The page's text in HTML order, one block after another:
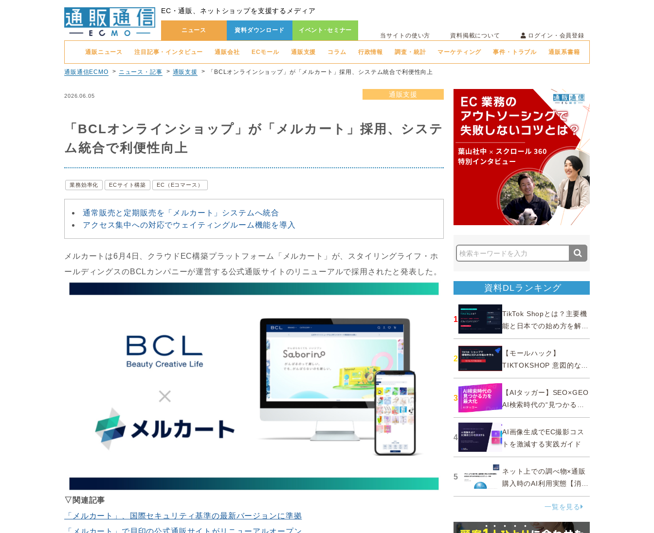
EC・通販、ネットショップを支援するメディア
ニュース 資料ダウンロード イベント･セミナー
当サイトの使い方 資料掲載について ログイン・会員登録
通販ニュース 注目記事・インタビュー 通販会社 ECモール 通販支援 コラム 行政情報 調査・統計 マーケティング 事件・トラブル 通販系書籍
通販通信ECMO ニュース・記事 通販支援 「BCLオンラインショップ」が「メルカート」採用、システム統合で利便性向上
2026.06.05 通販支援
「BCLオンラインショップ」が「メルカート」採用、システ
ム統合で利便性向上
業務効率化 ECサイト構築 EC（Eコマース）
通常販売と定期販売を「メルカート」システムへ統合
アクセス集中への対応でウェイティングルーム機能を導入
メルカートは6月4日、クラウドEC構築プラットフォーム「メルカート」が、スタイリングライフ・ホ
ールディングスのBCLカンパニーが運営する公式通販サイトのリニューアルで採用されたと発表した。
▽関連記事
「メルカート」、国際セキュリティ基準の最新バージョンに準拠
資料DLランキング
1
TikTok Shopとは？主要機
能と日本での始め方を解説
｜公式認定パートナー
2
【モールハック】
TIKTOKSHOP 意図的なバ
ズを生む法則
3
【AIタッガー】SEO×GEO
AI検索時代の“見つかる
力”を最大化
4
AI画像生成でEC撮影コス
トを激減する実践ガイド
5
ネット上での調べ物×通販
購入時のAI利用実態【消費
者調査 2025】
一覧を見る